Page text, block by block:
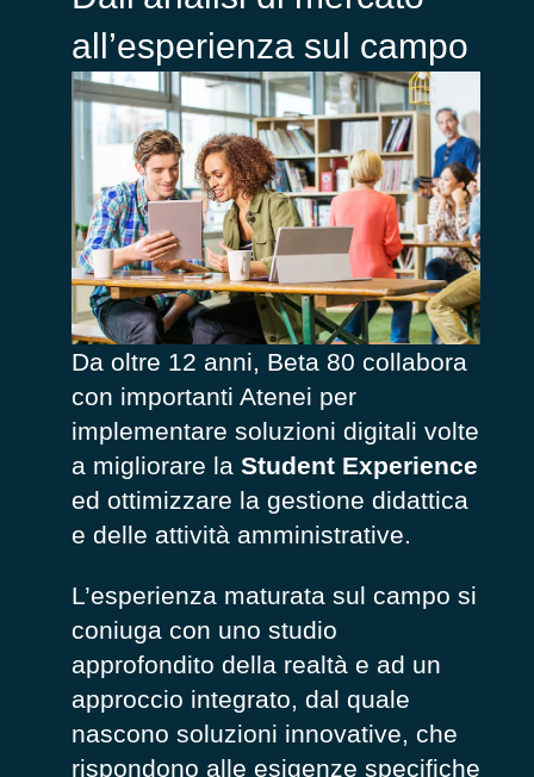
all’esperienza sul campo
Da oltre 12 anni, Beta 80 collabora
con importanti Atenei per
implementare soluzioni digitali volte
a migliorare la Student Experience
ed ottimizzare la gestione didattica
e delle attività amministrative.
L’esperienza maturata sul campo si
coniuga con uno studio
approfondito della realtà e ad un
approccio integrato, dal quale
nascono soluzioni innovative, che
rispondono alle esigenze specifiche